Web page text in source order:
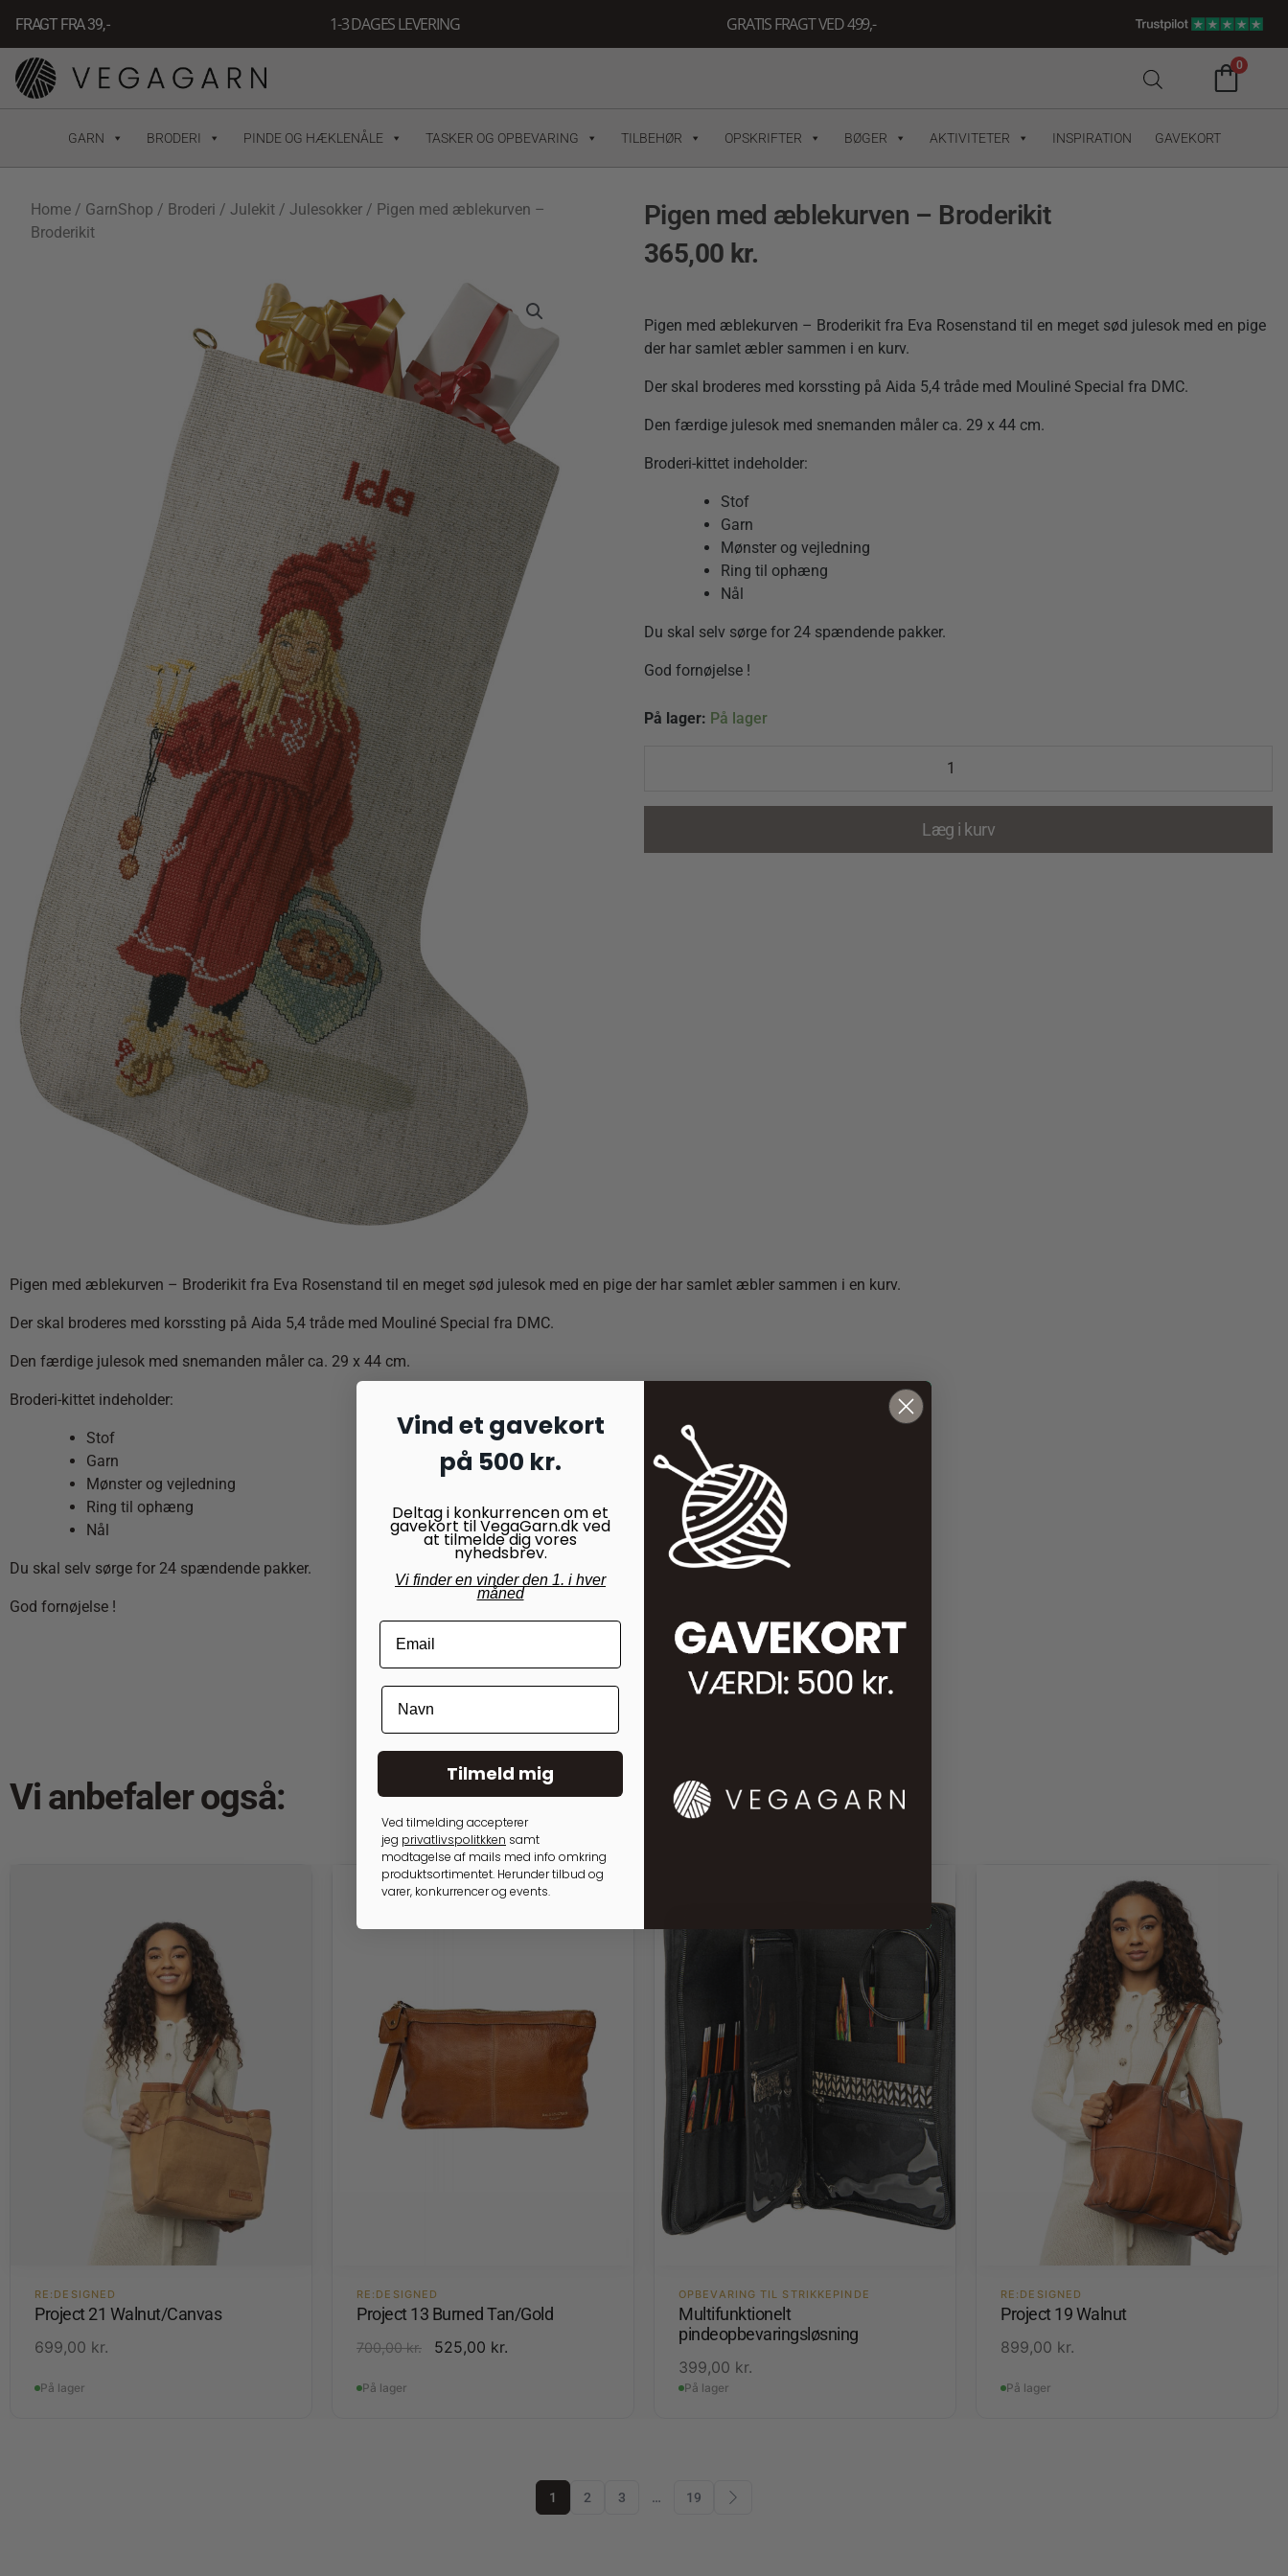
indholdet
FRAGT FRA 39, - 1-3 DAGES LEVERING GRATIS FRAGT VED 499,-
0
GARN BRODERI PINDE OG HÆKLENÅLE TASKER OG OPBEVARING TILBEHØR OPSKRIFTER BØGER AKTIVITETER INSPIRATION GAVEKORT
Home / GarnShop / Broderi / Julekit / Julesokker / Pigen med æblekurven –
Broderikit
Pigen med æblekurven – Broderikit
365,00 kr.
Pigen med æblekurven – Broderikit fra Eva Rosenstand til en meget sød julesok med en pige
der har samlet æbler sammen i en kurv.
Der skal broderes med korssting på Aida 5,4 tråde med Mouliné Special fra DMC.
Den færdige julesok med snemanden måler ca. 29 x 44 cm.
Broderi-kittet indeholder:
Stof
Garn
Mønster og vejledning
Ring til ophæng
Nål
Du skal selv sørge for 24 spændende pakker.
God fornøjelse !
På lager: På lager
Pigen
Broderikit
Læg i kurv
Pigen med æblekurven – Broderikit fra Eva Rosenstand til en meget sød julesok med en pige der har samlet æbler sammen i en kurv.
Der skal broderes med korssting på Aida 5,4 tråde med Mouliné Special fra DMC.
Den færdige julesok med snemanden måler ca. 29 x 44 cm.
Broderi-kittet indeholder:
Stof
Garn
Mønster og vejledning
Ring til ophæng
Nål
Du skal selv sørge for 24 spændende pakker.
God fornøjelse !
Vi anbefaler også:
RE:DESIGNED
Project 21 Walnut/Canvas
699,00 kr.
På lager
RE:DESIGNED
Project 13 Burned Tan/Gold
700,00kr. 525,00 kr.
På lager
OPBEVARING TIL STRIKKEPINDE
Multifunktionelt
pindeopbevaringsløsning
399,00 kr.
På lager
RE:DESIGNED
Project 19 Walnut
899,00 kr.
På lager
1 2 3 … 19
Vind et gavekort
på 500 kr.
Deltag i konkurrencen om et
gavekort til VegaGarn.dk ved
at tilmelde dig vores
nyhedsbrev.
Vi finder en vinder den 1. i hver
måned
Tilmeld mig
Ved tilmelding accepterer
jeg privatlivspolitkken samt
modtagelse af mails med info omkring
produktsortimentet. Herunder tilbud og
varer, konkurrencer og events.